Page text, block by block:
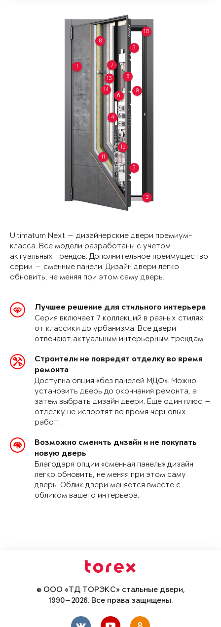
1
2
3
3
4
5
6
7
8
9
10
11
12
13
14
Ultimatum Next — дизайнерские двери премиум-
класса. Все модели разработаны с учетом
актуальных трендов. Дополнительное преимущество
серии — сменные панели. Дизайн двери легко
обновить, не меняя при этом саму дверь.
Лучшее решение для стильного интерьера
Серия включает 7 коллекций в разных стилях
от классики до урбанизма. Все двери
отвечают актуальным интерьерным трендам.
Строители не повредят отделку во время
ремонта
Доступна опция «без панелей МДФ». Можно
установить дверь до окончания ремонта, а
затем выбрать дизайн двери. Еще один плюс —
отделку не испортят во время черновых
работ.
Возможно сменить дизайн и не покупать
новую дверь
Благодаря опции «сменная панель» дизайн
легко обновить, не меняя при этом саму
дверь. Облик двери меняется вместе с
обликом вашего интерьера.
© ООО «ТД ТОРЭКС» стальные двери,
1990—2026. Все права защищены.